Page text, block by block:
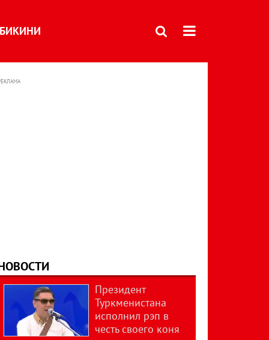
БИКИНИ
Президент
Туркменистана
исполнил рэп в
честь своего коня